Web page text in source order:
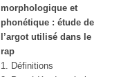
morphologique et
phonétique : étude de
l’argot utilisé dans le
rap
1. Définitions